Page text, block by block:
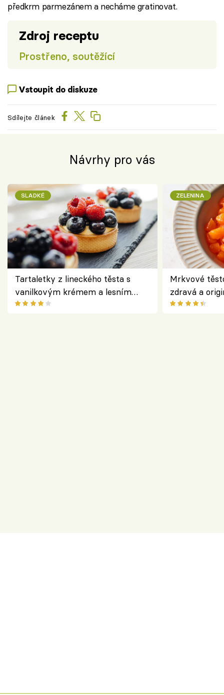
předkrm parmezánem a necháme gratinovat.
Zdroj receptu
Prostřeno, soutěžící
Vstoupit do diskuze
Sdílejte článek
Návrhy pro vás
SLADKÉ
Tartaletky z lineckého těsta s
vanilkovým krémem a lesním
ovocem podle Bread Society
ZELENINA
Mrkvové
zdravá a
klasiky